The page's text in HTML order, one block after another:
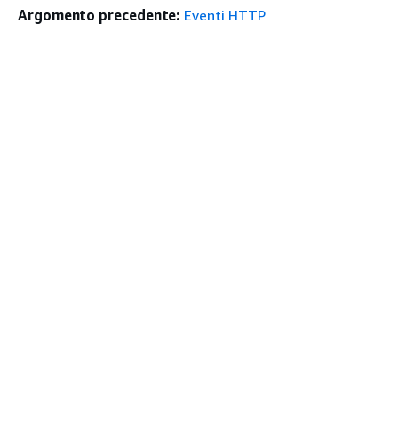
Argomento precedente: Eventi HTTP